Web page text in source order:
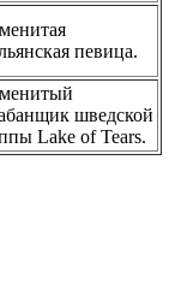
певица.
шведской
Lake of Tears.